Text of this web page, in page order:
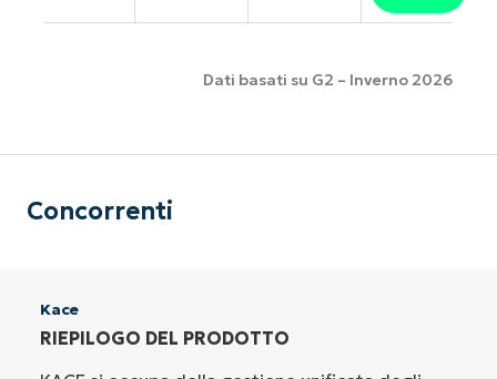
Dati basati su G2 – Inverno 2026
Concorrenti
Kace
RIEPILOGO DEL PRODOTTO